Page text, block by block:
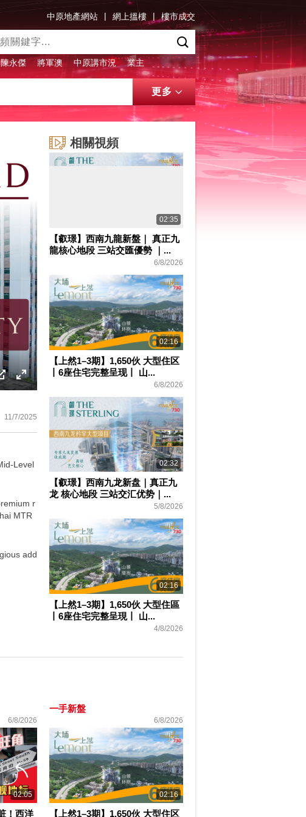
中原地產網站 | 網上搵樓 | 樓市成交
陳永傑 將軍澳 中原講市況 業主
更多
PIP
Enter
fullscreen
11/7/2025
Level
r
MTR
add
相關視頻
02:35
【叡璟】西南九龍新盤｜ 真正九
龍核心地段 三站交匯優勢 ｜...
6/8/2026
02:16
【上然1–3期】1,650伙 大型住区
丨6座住宅完整呈现丨 山...
6/8/2026
02:32
【叡璟】西南九龙新盘｜真正九
龙 核心地段 三站交汇优势｜...
5/8/2026
02:16
【上然1–3期】1,650伙 大型住區
丨6座住宅完整呈現丨 山...
4/8/2026
6/8/2026
02:05
！西洋
一手新盤
6/8/2026
02:16
【上然1–3期】1,650伙 大型住区